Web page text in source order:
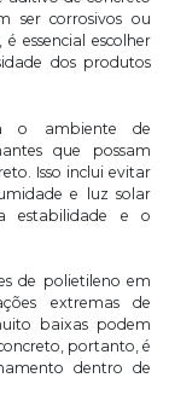
ser corrosivos ou
essencial escolher
dos produtos
o ambiente de
que possam
Isso inclui evitar
e luz solar
estabilidade e o
de polietileno em
extremas de
baixas podem
portanto, é
dentro de